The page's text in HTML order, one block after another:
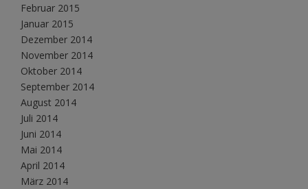
Februar 2015
Januar 2015
Dezember 2014
November 2014
Oktober 2014
September 2014
August 2014
Juli 2014
Juni 2014
Mai 2014
April 2014
März 2014